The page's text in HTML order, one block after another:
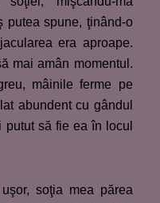
putea spune, ţinând-o
era aproape.
mai amân momentul.
mâinile ferme pe
abundent cu gândul
putut să fie ea în locul
soţia mea părea